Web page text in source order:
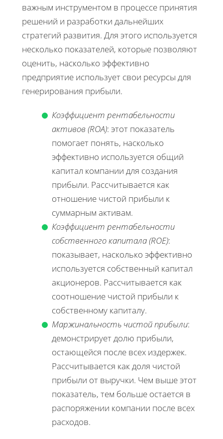
важным инструментом в процессе принятия
решений и разработки дальнейших
стратегий развития. Для этого используется
несколько показателей, которые позволяют
оценить, насколько эффективно
предприятие использует свои ресурсы для
генерирования прибыли.
Коэффициент рентабельности
активов (ROA): этот показатель
помогает понять, насколько
эффективно используется общий
капитал компании для создания
прибыли. Рассчитывается как
отношение чистой прибыли к
суммарным активам.
Коэффициент рентабельности
собственного капитала (ROE):
показывает, насколько эффективно
используется собственный капитал
акционеров. Рассчитывается как
соотношение чистой прибыли к
собственному капиталу.
Маржинальность чистой прибыли:
демонстрирует долю прибыли,
остающейся после всех издержек.
Рассчитывается как доля чистой
прибыли от выручки. Чем выше этот
показатель, тем больше остается в
распоряжении компании после всех
расходов.